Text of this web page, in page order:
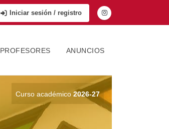
Iniciar sesión / registro
PROFESORES ANUNCIOS
Curso académico 2026-27